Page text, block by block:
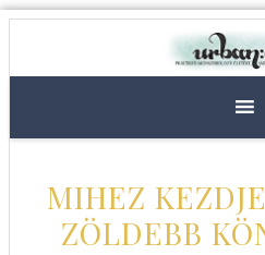
MIHEZ
ZÖLDEBB